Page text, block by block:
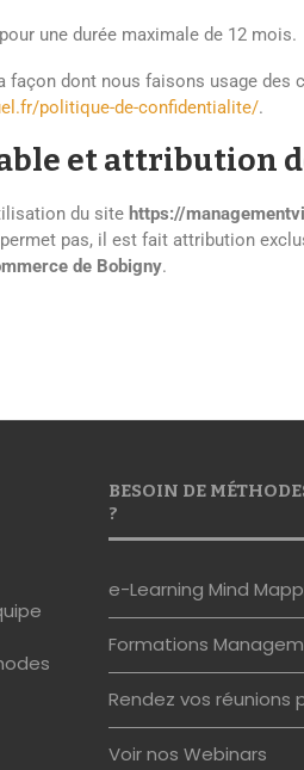
une durée maximale de 12 mois.
façon dont nous faisons usage des
politique-de-confidentialite/.
et attribution
du site https://
pas, il est fait attribution
de Bobigny.
BESOIN DE
?
e-Learning Mind
Formations
Rendez vos réunions
Voir nos Webinars